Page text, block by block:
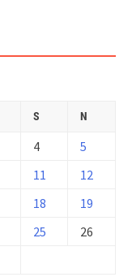
S N
4
5
11
12
18
19
25
26